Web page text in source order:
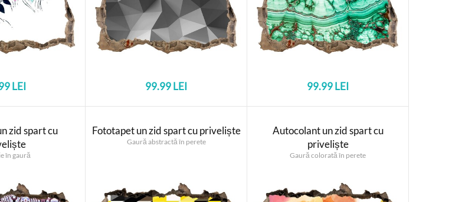
LEI 99.99 LEI 99.99 LEI
zid spart cu
în gaură
Fototapet un zid spart cu priveliște
Gaură abstractă în perete
Autocolant un zid spart cu
priveliște
Gaură colorată în perete